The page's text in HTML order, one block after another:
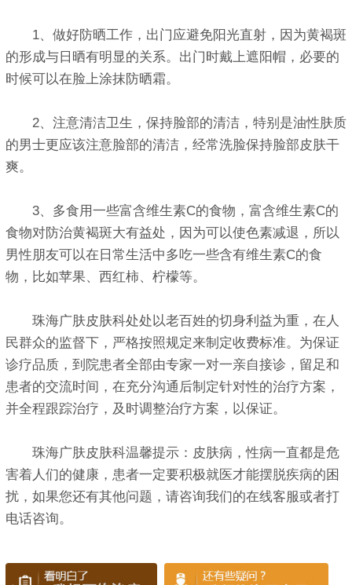
1、做好防晒工作，出门应避免阳光直射，因为黄褐斑
的形成与日晒有明显的关系。出门时戴上遮阳帽，必要的
时候可以在脸上涂抹防晒霜。
2、注意清洁卫生，保持脸部的清洁，特别是油性肤质
的男士更应该注意脸部的清洁，经常洗脸保持脸部皮肤干
爽。
3、多食用一些富含维生素C的食物，富含维生素C的
食物对防治黄褐斑大有益处，因为可以使色素减退，所以
男性朋友可以在日常生活中多吃一些含有维生素C的食
物，比如苹果、西红柿、柠檬等。
珠海广肤皮肤科处处以老百姓的切身利益为重，在人
民群众的监督下，严格按照规定来制定收费标准。为保证
诊疗品质，到院患者全部由专家一对一亲自接诊，留足和
患者的交流时间，在充分沟通后制定针对性的治疗方案，
并全程跟踪治疗，及时调整治疗方案，以保证。
珠海广肤皮肤科温馨提示：皮肤病，性病一直都是危
害着人们的健康，患者一定要积极就医才能摆脱疾病的困
扰，如果您还有其他问题，请咨询我们的在线客服或者打
电话咨询。